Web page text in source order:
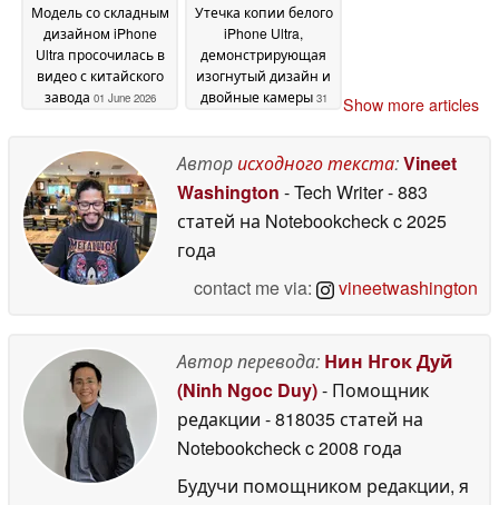
Модель со складным
дизайном iPhone
Ultra просочилась в
видео с китайского
завода 01 June 2026
Утечка копии белого
iPhone Ultra,
демонстрирующая
изогнутый дизайн и
двойные камеры 31
Show more articles
Авторисходного текста:Vineet
Washington - Tech Writer- 883
статей на Notebookcheckc 2025
года
contact me via:
vineetwashington
Автор перевода: Нин Нгок Дуй
(Ninh Ngoc Duy)- Помощник
редакции - 818035 статей на
Notebookcheckc 2008 года
Будучи помощником редакции, я